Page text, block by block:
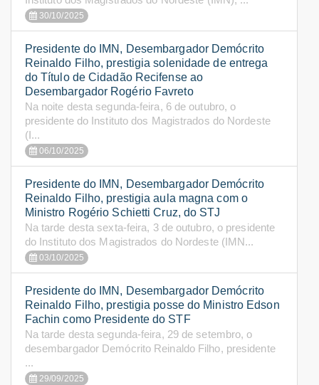
30/10/2025
Presidente do IMN, Desembargador Demócrito
Reinaldo Filho, prestigia solenidade de entrega
do Título de Cidadão Recifense ao
Desembargador Rogério Favreto
Na noite desta segunda-feira, 6 de outubro, o
presidente do Instituto dos Magistrados do Nordeste
(I...
06/10/2025
Presidente do IMN, Desembargador Demócrito
Reinaldo Filho, prestigia aula magna com o
Ministro Rogério Schietti Cruz, do STJ
Na tarde desta sexta-feira, 3 de outubro, o presidente
do Instituto dos Magistrados do Nordeste (IMN...
03/10/2025
Presidente do IMN, Desembargador Demócrito
Reinaldo Filho, prestigia posse do Ministro Edson
Fachin como Presidente do STF
Na tarde desta segunda-feira, 29 de setembro, o
desembargador Demócrito Reinaldo Filho, presidente
...
29/09/2025